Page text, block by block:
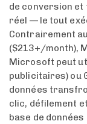
de conversion et
réel — le tout
Contrairement
($213+/month),
Microsoft peut
publicitaires) ou
données
clic, défilement
base de